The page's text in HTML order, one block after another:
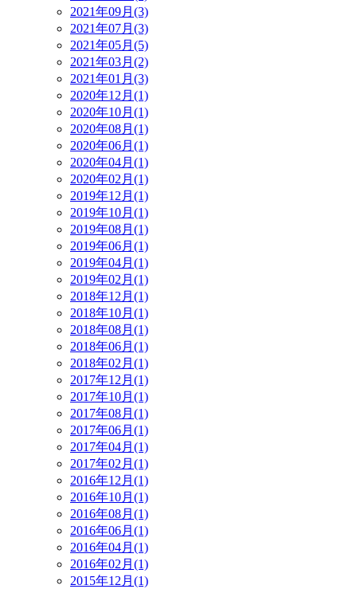
2021年09月(3)
2021年07月(3)
2021年05月(5)
2021年03月(2)
2021年01月(3)
2020年12月(1)
2020年10月(1)
2020年08月(1)
2020年06月(1)
2020年04月(1)
2020年02月(1)
2019年12月(1)
2019年10月(1)
2019年08月(1)
2019年06月(1)
2019年04月(1)
2019年02月(1)
2018年12月(1)
2018年10月(1)
2018年08月(1)
2018年06月(1)
2018年02月(1)
2017年12月(1)
2017年10月(1)
2017年08月(1)
2017年06月(1)
2017年04月(1)
2017年02月(1)
2016年12月(1)
2016年10月(1)
2016年08月(1)
2016年06月(1)
2016年04月(1)
2016年02月(1)
2015年12月(1)